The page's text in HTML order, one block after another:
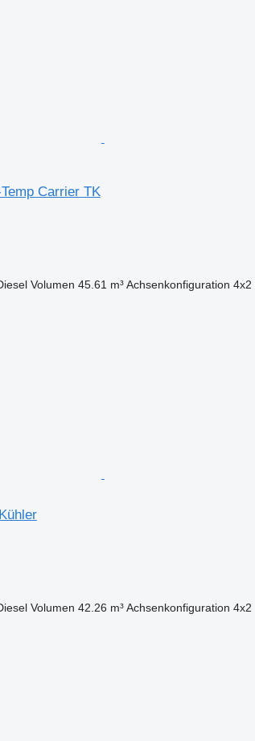
Carrier TK
Volumen 45.61 m³ Achsenkonfiguration 4x2
Volumen 42.26 m³ Achsenkonfiguration 4x2